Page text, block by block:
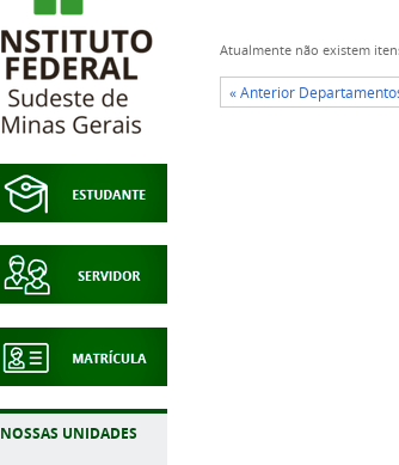
NOSSAS UNIDADES
Atualmente não existem
« Anterior